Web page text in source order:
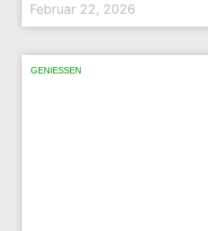
Februar 22, 2026
GENIESSEN